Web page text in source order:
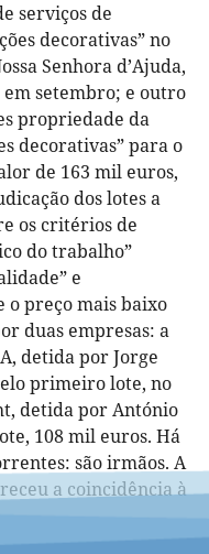
serviços de
decorativas” no
Senhora d’Ajuda,
setembro; e outro
propriedade da
decorativas” para o
de 163 mil euros,
dos lotes a
os critérios de
do trabalho”
e
o preço mais baixo
duas empresas: a
detida por Jorge
primeiro lote, no
detida por António
108 mil euros. Há
são irmãos. A
a coincidência à